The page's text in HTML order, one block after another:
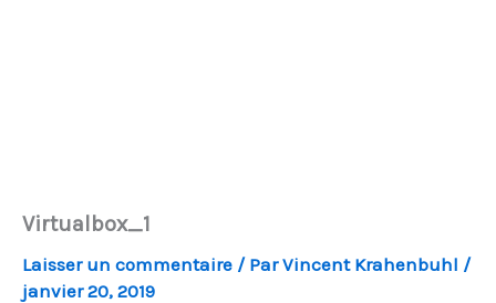
Virtualbox_1
Laisser un commentaire / ParVincent Krahenbuhl /
janvier 20, 2019